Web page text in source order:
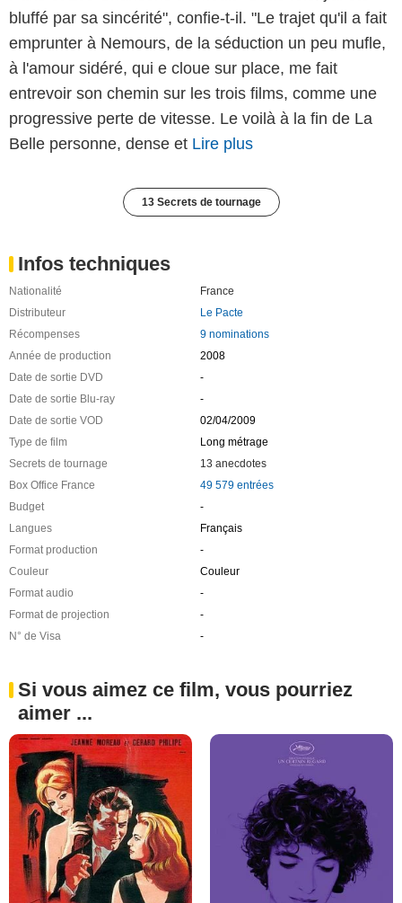
bluffé par sa sincérité", confie-t-il. "Le trajet qu'il a fait
emprunter à Nemours, de la séduction un peu mufle,
à l'amour sidéré, qui e cloue sur place, me fait
entrevoir son chemin sur les trois films, comme une
progressive perte de vitesse. Le voilà à la fin de La
Belle personne, dense et Lire plus
13 Secrets de tournage
Infos techniques
Nationalité
France
Distributeur
Le Pacte
Récompenses
9 nominations
Année de production
2008
Date de sortie DVD
-
Date de sortie Blu-ray
-
Date de sortie VOD
02/04/2009
Type de film
Long métrage
Secrets de tournage
13 anecdotes
Box Office France
49 579 entrées
Budget
-
Langues
Français
Format production
-
Couleur
Couleur
Format audio
-
Format de projection
-
N° de Visa
-
Si vous aimez ce film, vous pourriez
aimer ...